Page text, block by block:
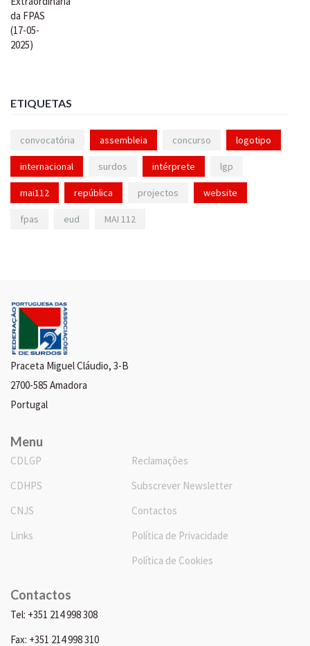
ETIQUETAS
convocatória assembleia concurso logotipo
internacional surdos intérprete lgp
mai112 república projectos website
fpas eud MAI 112
Praceta Miguel Cláudio, 3-B
2700-585 Amadora
Portugal
Menu
CDLGP
CDHPS
CNJS
Links
Reclamações
Subscrever Newsletter
Contactos
Política de Privacidade
Política de Cookies
Contactos
Tel: +351 214 998 308
Fax: +351 214 998 310